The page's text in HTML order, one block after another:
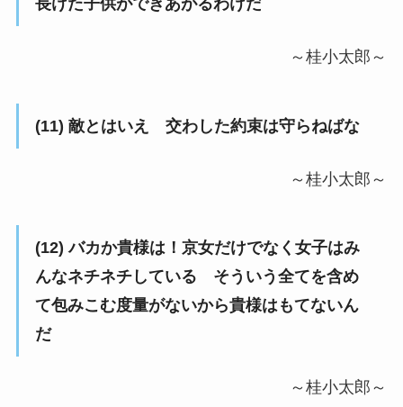
長けた子供ができあがるわけだ
～桂小太郎～
(11) 敵とはいえ 交わした約束は守らねばな
～桂小太郎～
(12) バカか貴様は！京女だけでなく女子はみ
んなネチネチしている そういう全てを含め
て包みこむ度量がないから貴様はもてないん
だ
～桂小太郎～